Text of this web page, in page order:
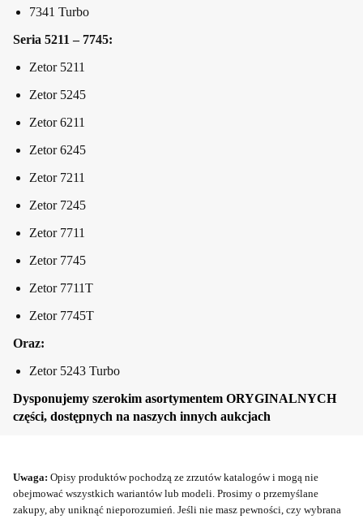
7341 Turbo
Seria 5211 – 7745:
Zetor 5211
Zetor 5245
Zetor 6211
Zetor 6245
Zetor 7211
Zetor 7245
Zetor 7711
Zetor 7745
Zetor 7711T
Zetor 7745T
Oraz:
Zetor 5243 Turbo
Dysponujemy szerokim asortymentem ORYGINALNYCH
części, dostępnych na naszych innych aukcjach
Uwaga: Opisy produktów pochodzą ze zrzutów katalogów i mogą nie
obejmować wszystkich wariantów lub modeli. Prosimy o przemyślane
zakupy, aby uniknąć nieporozumień. Jeśli nie masz pewności, czy wybrana